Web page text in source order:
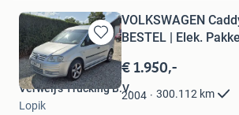
Bewaren
in
Mijn
Favorieten
VOLKSWAGEN
BESTEL | Elek.
€ 1.950,-
2004 300.112 km
Verweij's Trucking B.V.
Lopik